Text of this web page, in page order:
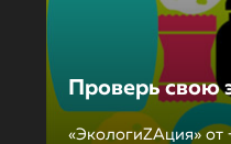
Проверь свою
«ЭкологиZAция»